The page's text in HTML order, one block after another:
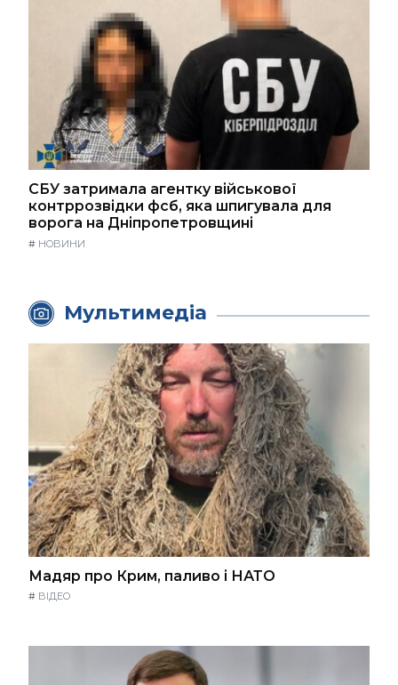
СБУ затримала агентку військової
контррозвідки фсб, яка шпигувала для
ворога на Дніпропетровщині
# НОВИНИ
Мультимедіа
Мадяр про Крим, паливо і НАТО
# ВІДЕО